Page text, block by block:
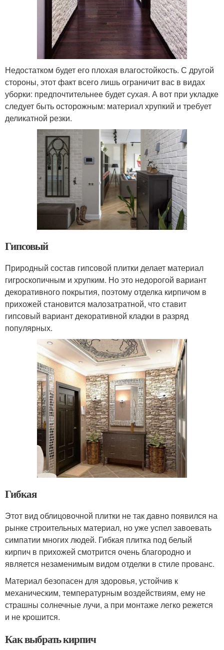
Недостатком будет его плохая влагостойкость. С другой
стороны, этот факт всего лишь ограничит вас в видах
уборки: предпочтительнее будет сухая. А вот при укладке
следует быть осторожным: материал хрупкий и требует
деликатной резки.
Гипсовый
Природный состав гипсовой плитки делает материал
гигроскопичным и хрупким. Но это недорогой вариант
декоративного покрытия, поэтому отделка кирпичом в
прихожей становится малозатратной, что ставит
гипсовый вариант декоративной кладки в разряд
популярных.
Гибкая
Этот вид облицовочной плитки не так давно появился на
рынке строительных материал, но уже успел завоевать
симпатии многих людей. Гибкая плитка под белый
кирпич в прихожей смотрится очень благородно и
является незаменимым видом отделки в стиле прованс.
Материал безопасен для здоровья, устойчив к
механическим, температурным воздействиям, ему не
страшны солнечные лучи, а при монтаже легко режется
и не крошится.
Как выбрать кирпич